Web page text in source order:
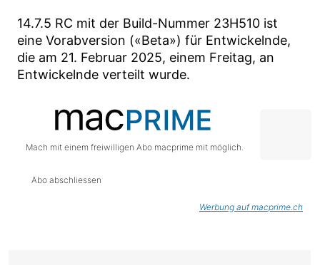
14.7.5 RC mit der Build-Nummer 23H510 ist
eine Vorabversion («Beta») für Entwickelnde,
die am 21. Februar 2025, einem Freitag, an
Entwickelnde verteilt wurde.
Mach mit einem freiwilligen Abo macprime mit möglich.
Abo abschliessen
Werbung auf macprime.ch